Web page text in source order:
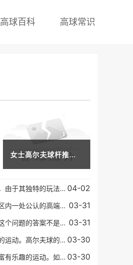
高球百科 高球常识
女士高尔夫球杆推荐品牌高尔夫是一项优雅、精致的运动。而选择适合自己的高尔夫球杆，则至关重要。而对于女性高尔夫爱好者来说，选择一款适合自己的高尔夫球杆则更显得至关重
高尔夫是一种高雅的球类运动，由于其独特的玩法和运动方式受到了越来越多人的关注和参与。在高尔夫球的配备中，铁杆可以说是最基本和最重要的球杆类型之一。在高尔夫运动中， 04-02
西湖国际高尔夫球场是杭州市区内一处公认的高端高尔夫球场，也是中国著名的高尔夫球场之一。其被誉为东方的世界级高尔夫球场，是由全球著名的世界级高尔夫球场设计师罗伯特• 03-31
室内高尔夫收费标准是多少？这个问题的答案不是那么简单，它可能因为不同的场地、设备和地区而有所不同。但是，我们可以提供一些有关室内高尔夫收费标准的信息，以便您在了解 03-31
高尔夫球是一项既精湛又优雅的运动。高尔夫球的制作是一门精细的工艺，需要选材、烧制、加工等复杂的流程。为了使得高尔夫球具有更好的性能和稳定性，球杆的材质日渐精进，越 03-30
高尔夫是一项既充满挑战性又富有乐趣的运动。如果你是一名初学者，那么可能会感到有些困惑和不知所措。在这篇文章中，我们将为初学者介绍高尔夫如何打。基础设备在开始打高尔 03-30